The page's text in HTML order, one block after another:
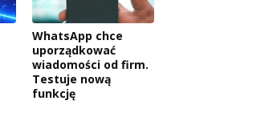
WhatsApp chce
uporządkować
wiadomości od firm.
Testuje nową
funkcję